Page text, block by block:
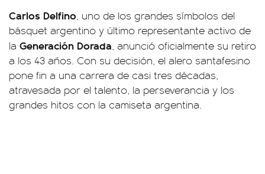
Carlos Delfino, uno de los grandes símbolos del
básquet argentino y último representante activo de
la Generación Dorada, anunció oficialmente su retiro
a los 43 años. Con su decisión, el alero santafesino
pone fin a una carrera de casi tres décadas,
atravesada por el talento, la perseverancia y los
grandes hitos con la camiseta argentina.